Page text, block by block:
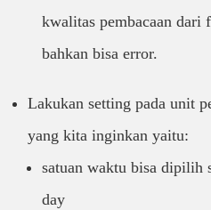
kwalitas pembacaan dari
bahkan bisa error.
Lakukan setting pada unit
yang kita inginkan yaitu:
satuan waktu bisa dipilih
day